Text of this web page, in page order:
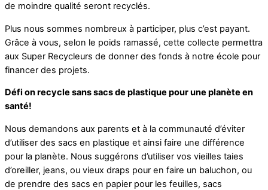
de moindre qualité seront recyclés.
Plus nous sommes nombreux à participer, plus c’est payant.
Grâce à vous, selon le poids ramassé, cette collecte permettra
aux Super Recycleurs de donner des fonds à notre école pour
financer des projets.
Défi on recycle sans sacs de plastique pour une planète en
santé!
Nous demandons aux parents et à la communauté d’éviter
d’utiliser des sacs en plastique et ainsi faire une différence
pour la planète. Nous suggérons d’utiliser vos vieilles taies
d’oreiller, jeans, ou vieux draps pour en faire un baluchon, ou
de prendre des sacs en papier pour les feuilles, sacs